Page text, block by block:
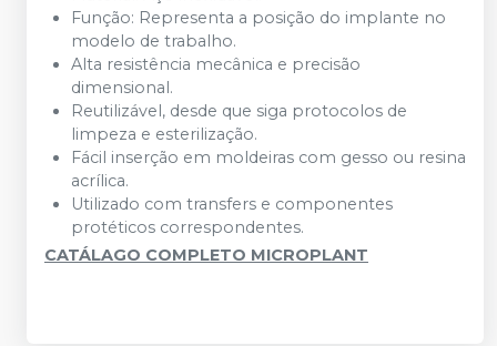
Função: Representa a posição do implante no
modelo de trabalho.
Alta resistência mecânica e precisão
dimensional.
Reutilizável, desde que siga protocolos de
limpeza e esterilização.
Fácil inserção em moldeiras com gesso ou resina
acrílica.
Utilizado com transfers e componentes
protéticos correspondentes.
CATÁLAGO COMPLETO MICROPLANT